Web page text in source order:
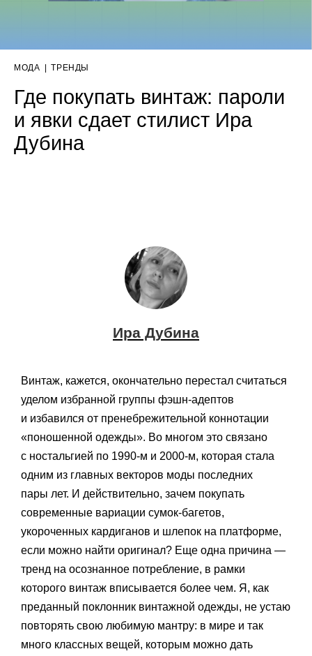
МОДА ТРЕНДЫ
Где покупать винтаж: пароли
и явки сдает стилист Ира
Дубина
Ира Дубина
Винтаж, кажется, окончательно перестал считаться
уделом избранной группы фэшн-адептов
и избавился от пренебрежительной коннотации
«поношенной одежды». Во многом это связано
с ностальгией по 1990-м и 2000-м, которая стала
одним из главных векторов моды последних
пары лет. И действительно, зачем покупать
современные вариации сумок-багетов,
укороченных кардиганов и шлепок на платформе,
если можно найти оригинал? Еще одна причина —
тренд на осознанное потребление, в рамки
которого винтаж вписывается более чем. Я, как
преданный поклонник винтажной одежды, не устаю
повторять свою любимую мантру: в мире и так
много классных вещей, которым можно дать